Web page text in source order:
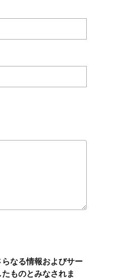
なる情報およびサー
ものとみなされま